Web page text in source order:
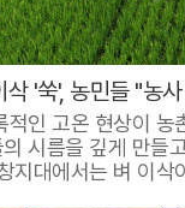
'쑥', 농민들 "농
적인 고온 현상이 농
시름을 깊게 만들
지대에서는 벼 이삭